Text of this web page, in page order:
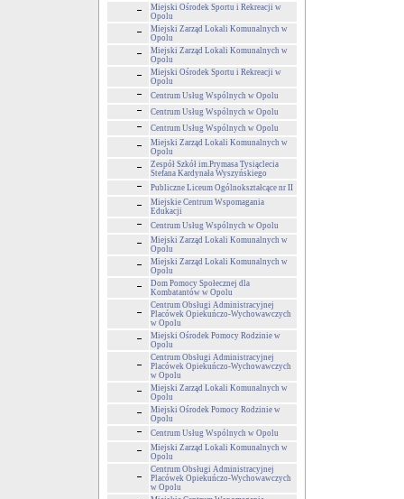
Miejski Ośrodek Sportu i Rekreacji w
Opolu
Miejski Zarząd Lokali Komunalnych w
Opolu
Miejski Zarząd Lokali Komunalnych w
Opolu
Miejski Ośrodek Sportu i Rekreacji w
Opolu
Centrum Usług Wspólnych w Opolu
Centrum Usług Wspólnych w Opolu
Centrum Usług Wspólnych w Opolu
Miejski Zarząd Lokali Komunalnych w
Opolu
Zespół Szkół im.Prymasa Tysiąclecia
Stefana Kardynała Wyszyńskiego
Publiczne Liceum Ogólnokształcące nr II
Miejskie Centrum Wspomagania
Edukacji
Centrum Usług Wspólnych w Opolu
Miejski Zarząd Lokali Komunalnych w
Opolu
Miejski Zarząd Lokali Komunalnych w
Opolu
Dom Pomocy Społecznej dla
Kombatantów w Opolu
Centrum Obsługi Administracyjnej
Placówek Opiekuńczo-Wychowawczych
w Opolu
Miejski Ośrodek Pomocy Rodzinie w
Opolu
Centrum Obsługi Administracyjnej
Placówek Opiekuńczo-Wychowawczych
w Opolu
Miejski Zarząd Lokali Komunalnych w
Opolu
Miejski Ośrodek Pomocy Rodzinie w
Opolu
Centrum Usług Wspólnych w Opolu
Miejski Zarząd Lokali Komunalnych w
Opolu
Centrum Obsługi Administracyjnej
Placówek Opiekuńczo-Wychowawczych
w Opolu